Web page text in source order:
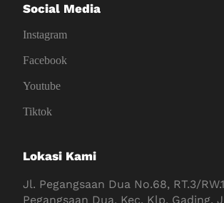
Social Media
Instagram
Facebook
Youtube
Tiktok
Lokasi Kami
Jl. Pegangsaan Dua No.68, RT.3/
Pegangsaan Dua, Kec. Klp. Gading,